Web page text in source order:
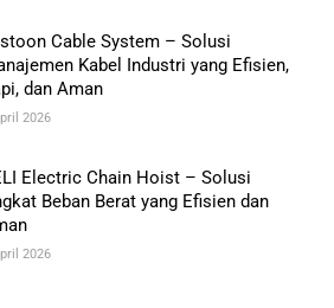
Cable System – Solusi
Kabel Industri yang Efisien,
dan Aman
2026
Electric Chain Hoist – Solusi
Beban Berat yang Efisien dan
2026